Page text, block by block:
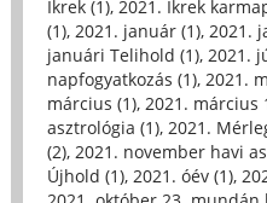
Ikrek (1), 2021. Ikrek
(1), 2021. január (1), 2021.
januári Telihold (1), 2021.
napfogyatkozás (1), 2021.
március (1), 2021. március
asztrológia (1), 2021.
(2), 2021. november havi
Újhold (1), 2021. óév (1),